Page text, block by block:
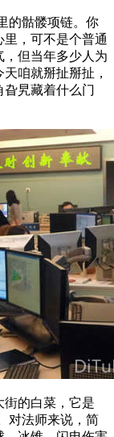
的骷髅项链。你
，可不是个普通
但当年多少人为
咱就掰扯掰扯，
旯藏着什么门
街的白菜，它是
对法师来说，简